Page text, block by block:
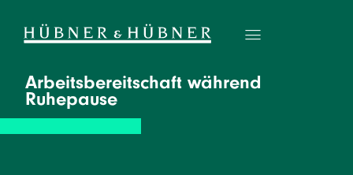
Arbeitsbereitschaft während
Ruhepause